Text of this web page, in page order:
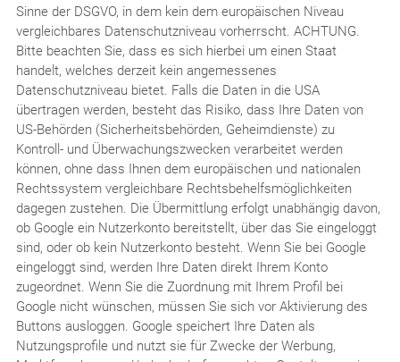
Sinne der DSGVO, in dem kein dem europäischen Niveau
vergleichbares Datenschutzniveau vorherrscht. ACHTUNG.
Bitte beachten Sie, dass es sich hierbei um einen Staat
handelt, welches derzeit kein angemessenes
Datenschutzniveau bietet. Falls die Daten in die USA
übertragen werden, besteht das Risiko, dass Ihre Daten von
US-Behörden (Sicherheitsbehörden, Geheimdienste) zu
Kontroll- und Überwachungszwecken verarbeitet werden
können, ohne dass Ihnen dem europäischen und nationalen
Rechtssystem vergleichbare Rechtsbehelfsmöglichkeiten
dagegen zustehen. Die Übermittlung erfolgt unabhängig davon,
ob Google ein Nutzerkonto bereitstellt, über das Sie eingeloggt
sind, oder ob kein Nutzerkonto besteht. Wenn Sie bei Google
eingeloggt sind, werden Ihre Daten direkt Ihrem Konto
zugeordnet. Wenn Sie die Zuordnung mit Ihrem Profil bei
Google nicht wünschen, müssen Sie sich vor Aktivierung des
Buttons ausloggen. Google speichert Ihre Daten als
Nutzungsprofile und nutzt sie für Zwecke der Werbung,